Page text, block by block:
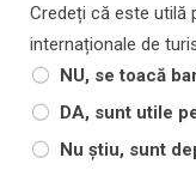
Credeți că este utilă
internaționale de
NU, se toacă
DA, sunt utile
Nu știu, sunt